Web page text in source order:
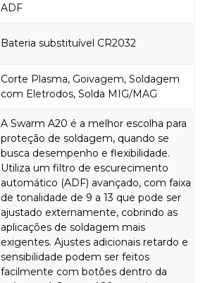
ADF
Bateria substituível CR2032
Corte Plasma, Goivagem, Soldagem
com Eletrodos, Solda MIG/MAG
A Swarm A20 é a melhor escolha para
proteção de soldagem, quando se
busca desempenho e flexibilidade.
Utiliza um filtro de escurecimento
automático (ADF) avançado, com faixa
de tonalidade de 9 a 13 que pode ser
ajustado externamente, cobrindo as
aplicações de soldagem mais
exigentes. Ajustes adicionais retardo e
sensibilidade podem ser feitos
facilmente com botões dentro da